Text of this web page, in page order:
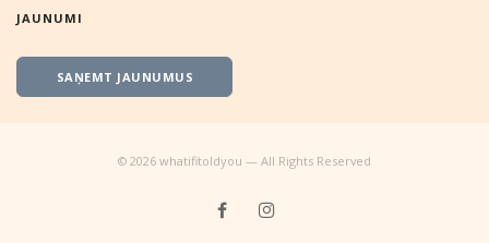
JAUNUMI
SAŅEMT JAUNUMUS
© 2026 whatifitoldyou — All Rights Reserved